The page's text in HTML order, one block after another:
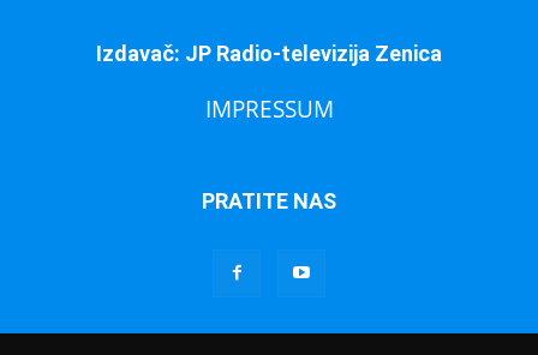
Izdavač: JP Radio-televizija Zenica
IMPRESSUM
PRATITE NAS